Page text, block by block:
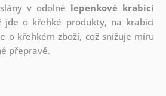
v odolné lepenkové krabici
jde o křehké produkty, na krabici
o křehkém zboží, což snižuje míru
přepravě.